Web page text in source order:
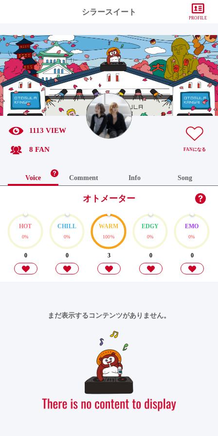
シラースイート
PROFILE
1113 VIEW
8 FAN FANになる
Voice Comment Info Song
オトメーター
HOT
0%
0
CHILL
0%
0
WARM
100%
3
EDGY
0%
0
EMO
0%
0
まだ表示するコンテンツがありません。